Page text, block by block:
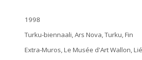
1998
Turku-biennaali, Ars Nova, Turku, Fin
Extra-Muros, Le Musée d'Art Wallon,